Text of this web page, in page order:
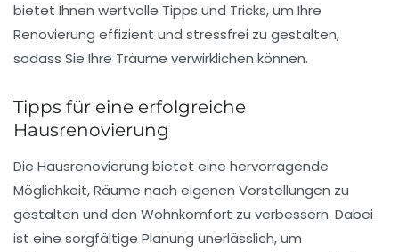
bietet Ihnen wertvolle Tipps und Tricks, um Ihre
Renovierung effizient und stressfrei zu gestalten,
sodass Sie Ihre Träume verwirklichen können.
Tipps für eine erfolgreiche
Hausrenovierung
Die Hausrenovierung bietet eine hervorragende
Möglichkeit, Räume nach eigenen Vorstellungen zu
gestalten und den Wohnkomfort zu verbessern. Dabei
ist eine sorgfältige Planung unerlässlich, um